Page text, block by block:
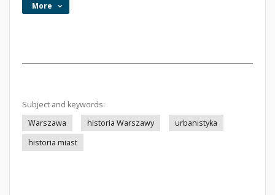
More
Subject and keywords:
Warszawa
historia Warszawy
urbanistyka
historia miast